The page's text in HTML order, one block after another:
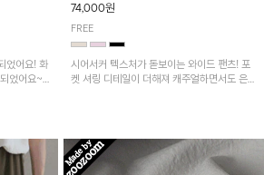
었어요! 화
었어요~
이즐리 패
능한 티셔
74,000원
FREE
시어서커 텍스처가 돋보이는 와이드 팬츠! 포
켓 셔링 디테일이 더해져 캐주얼하면서도 은은
아이템으로 활용하기 좋아요~